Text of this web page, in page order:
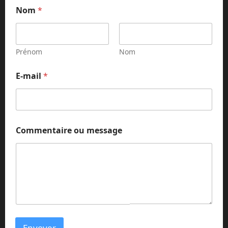
Nom *
Prénom Nom
E-mail *
u
*
Commentaire ou message